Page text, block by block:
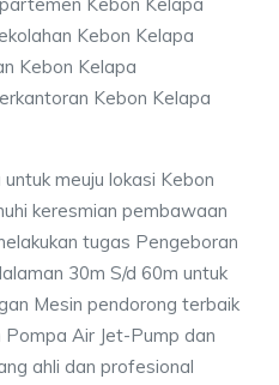
Kebon Kelapa
Kebon Kelapa
Kebon Kelapa
meuju lokasi Kebon
keresmian pembawaan
tugas Pengeboran
30m S/d 60m untuk
Mesin pendorong terbaik
Air Jet-Pump dan
ahli dan profesional